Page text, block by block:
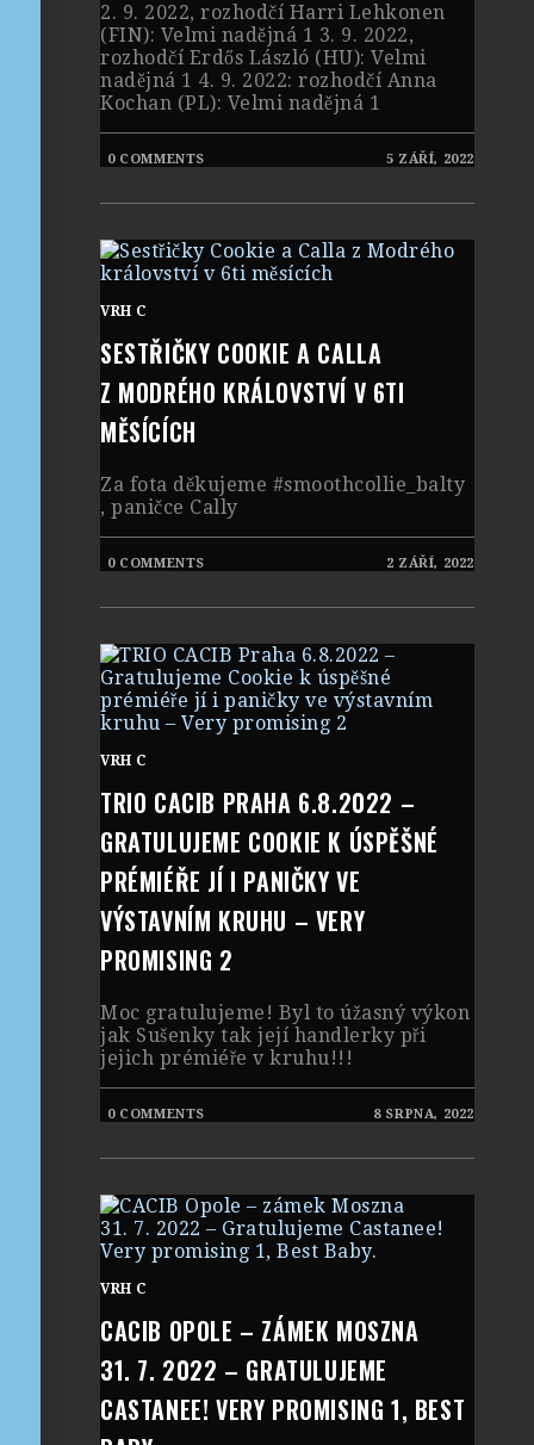
2. 9. 2022, rozhodčí Harri Lehkonen
(FIN): Velmi nadějná 1 3. 9. 2022,
rozhodčí Erdős László (HU): Velmi
nadějná 1 4. 9. 2022: rozhodčí Anna
Kochan (PL): Velmi nadějná 1
0 COMMENTS 5 ZÁŘÍ, 2022
VRH C
SESTŘIČKY COOKIE A CALLA
Z MODRÉHO KRÁLOVSTVÍ V 6TI
MĚSÍCÍCH
Za fota děkujeme #smoothcollie_balty
, paničce Cally
0 COMMENTS 2 ZÁŘÍ, 2022
VRH C
TRIO CACIB PRAHA 6.8.2022 –
GRATULUJEME COOKIE K ÚSPĚŠNÉ
PRÉMIÉŘE JÍ I PANIČKY VE
VÝSTAVNÍM KRUHU – VERY
PROMISING 2
Moc gratulujeme! Byl to úžasný výkon
jak Sušenky tak její handlerky při
jejich prémiéře v kruhu!!!
0 COMMENTS 8 SRPNA, 2022
VRH C
CACIB OPOLE – ZÁMEK MOSZNA
31. 7. 2022 – GRATULUJEME
CASTANEE! VERY PROMISING 1, BEST